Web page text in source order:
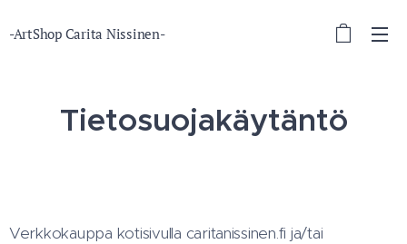
-ArtShop Carita Nissinen-
Tietosuojakäytäntö
Verkkokauppa kotisivulla caritanissinen.fi ja/tai